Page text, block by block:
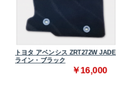
トヨタ アベンシス ZRT272W JADE
ライン・ブラック
￥16,000